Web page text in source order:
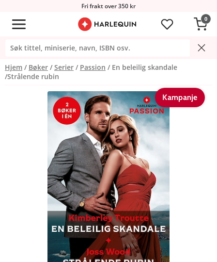
Fri frakt over 350 kr
0
Hjem Bøker Serier Passion
En beleilig skandale
/Strålende rubin
Kampanje